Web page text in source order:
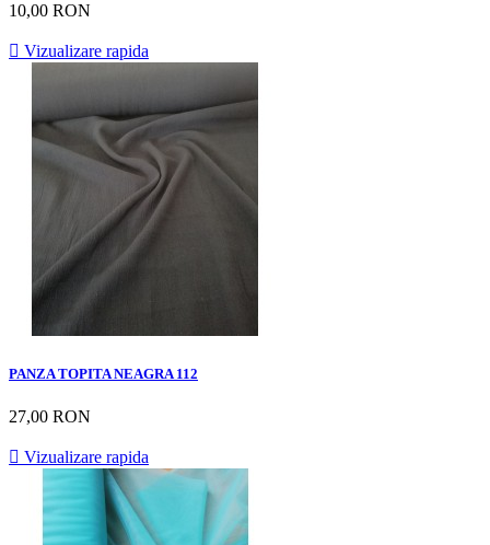
10,00 RON
 Vizualizare rapida
PANZA TOPITA NEAGRA 112
27,00 RON
 Vizualizare rapida